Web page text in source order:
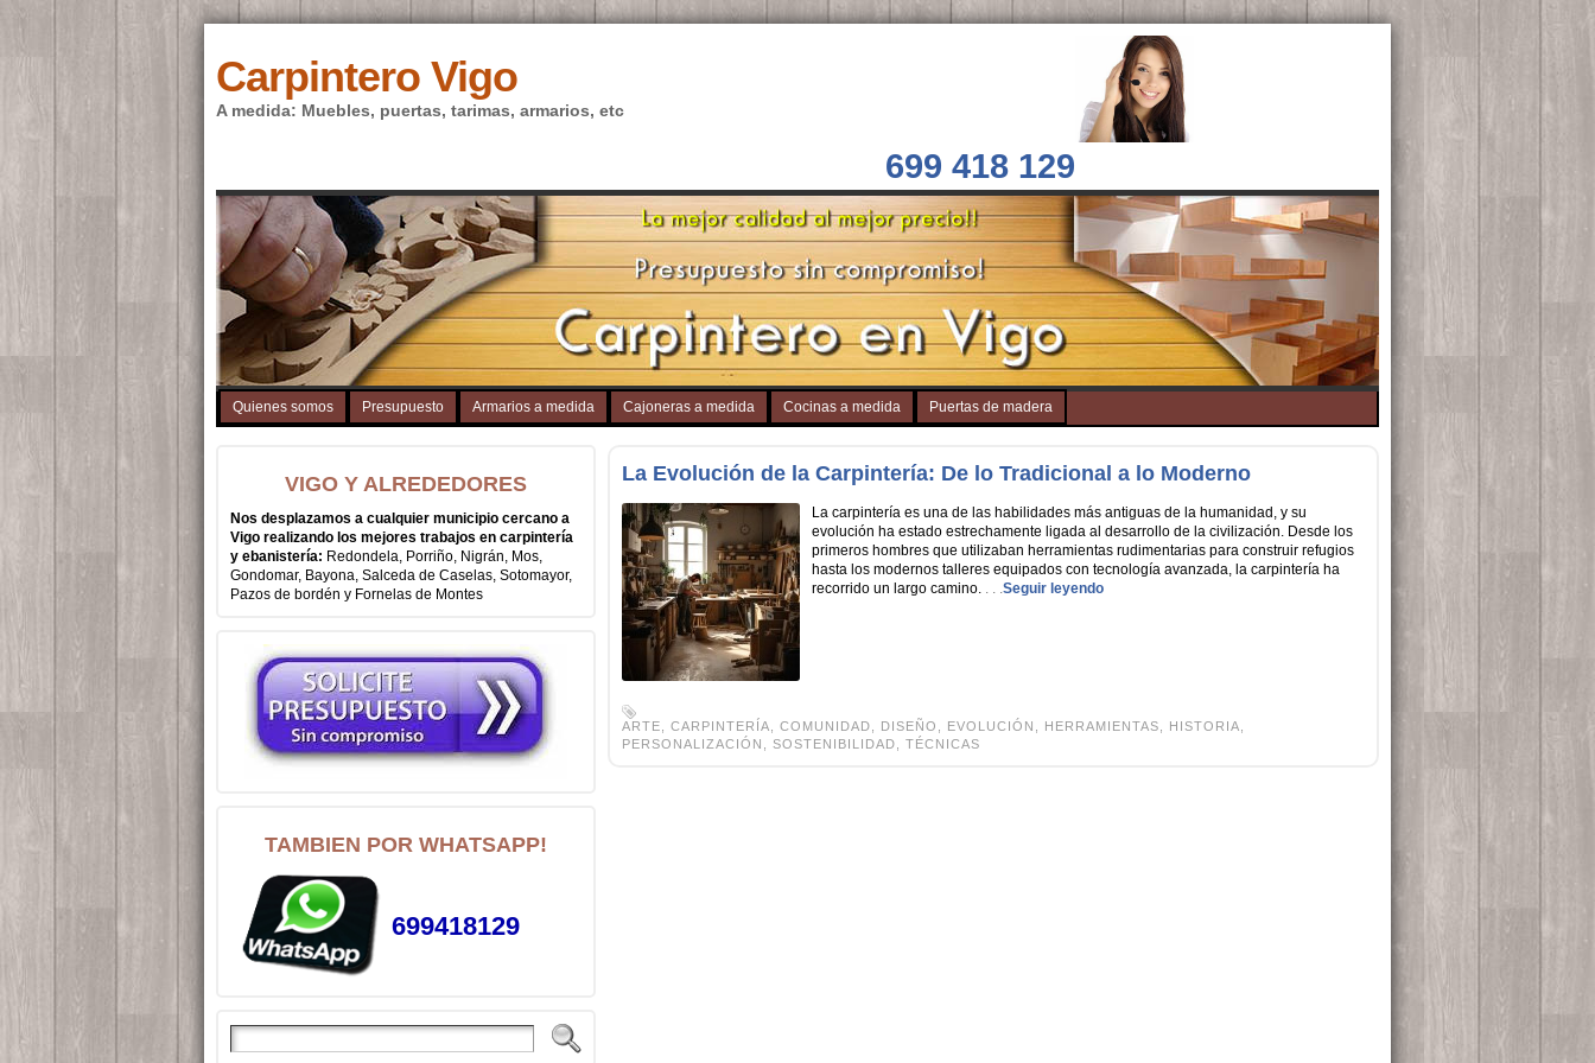
Carpintero Vigo
A medida: Muebles, puertas, tarimas, armarios, etc
699 418 129
Quienes somos Presupuesto Armarios a medida Cajoneras a medida Cocinas a medida Puertas de madera
VIGO Y ALREDEDORES
Nos desplazamos a cualquier municipio cercano a
Vigo realizando los mejores trabajos en carpintería
y ebanistería: Redondela, Porriño, Nigrán, Mos,
Gondomar, Bayona, Salceda de Caselas, Sotomayor,
Pazos de bordén y Fornelas de Montes
TAMBIEN POR WHATSAPP!
699418129
La Evolución de la Carpintería: De lo Tradicional a lo Moderno
La carpintería es una de las habilidades más antiguas de la humanidad, y su
evolución ha estado estrechamente ligada al desarrollo de la civilización. Desde los
primeros hombres que utilizaban herramientas rudimentarias para construir refugios
hasta los modernos talleres equipados con tecnología avanzada, la carpintería ha
recorrido un largo camino. . . .Seguir leyendo
ARTE CARPINTERÍA COMUNIDAD DISEÑO EVOLUCIÓN HERRAMIENTAS HISTORIA
PERSONALIZACIÓN
SOSTENIBILIDAD TÉCNICAS